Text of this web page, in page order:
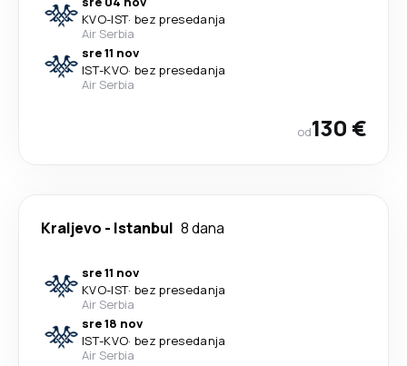
KVO-IST· bez presedanja
Air Serbia
sre 11 nov
IST-KVO· bez presedanja
Air Serbia
od130 €
Kraljevo - Istanbul 8 dana
sre 11 nov
KVO-IST· bez presedanja
Air Serbia
sre 18 nov
IST-KVO· bez presedanja
Air Serbia